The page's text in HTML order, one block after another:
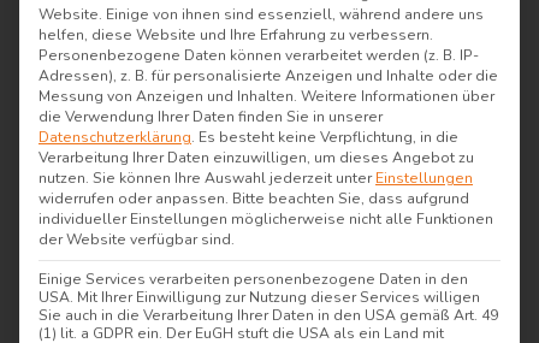
Website. Einige von ihnen sind essenziell, während andere uns
helfen, diese Website und Ihre Erfahrung zu verbessern.
Personenbezogene Daten können verarbeitet werden (z. B. IP-
Adressen), z. B. für personalisierte Anzeigen und Inhalte oder die
Messung von Anzeigen und Inhalten. Weitere Informationen über
die Verwendung Ihrer Daten finden Sie in unserer
Datenschutzerklärung. Es besteht keine Verpflichtung, in die
Verarbeitung Ihrer Daten einzuwilligen, um dieses Angebot zu
nutzen. Sie können Ihre Auswahl jederzeit unterEinstellungen
widerrufen oder anpassen. Bitte beachten Sie, dass aufgrund
individueller Einstellungen möglicherweise nicht alle Funktionen
der Website verfügbar sind.
Einige Services verarbeiten personenbezogene Daten in den
USA. Mit Ihrer Einwilligung zur Nutzung dieser Services willigen
Sie auch in die Verarbeitung Ihrer Daten in den USA gemäß Art. 49
(1) lit. a GDPR ein. Der EuGH stuft die USA als ein Land mit